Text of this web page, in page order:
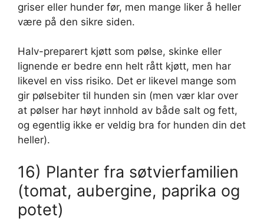
griser eller hunder før, men mange liker å heller
være på den sikre siden.
Halv-preparert kjøtt som pølse, skinke eller
lignende er bedre enn helt rått kjøtt, men har
likevel en viss risiko. Det er likevel mange som
gir pølsebiter til hunden sin (men vær klar over
at pølser har høyt innhold av både salt og fett,
og egentlig ikke er veldig bra for hunden din det
heller).
16) Planter fra søtvierfamilien
(tomat, aubergine, paprika og
potet)